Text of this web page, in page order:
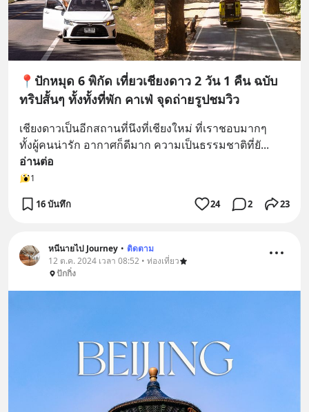
📍ปักหมุด 6 พิกัด เที่ยวเชียงดาว 2 วัน 1 คืน ฉบับ
ทริปสั้นๆ ทั้งทั้งที่พัก คาเฟ่ จุดถ่ายรูปชมวิว
เชียงดาวเป็นอีกสถานที่นึงที่เชียงใหม่ ที่เราชอบมากๆ
ทั้งผู้คนน่ารัก อากาศก็ดีมาก ความเป็นธรรมชาติที่ยั
อ่านต่อ
1
16 บันทึก 24 2 23
หนีนายไป Journey • ติดตาม
12 ต.ค. 2024 เวลา 08:52 • ท่องเที่ยว
ปักกิ่ง